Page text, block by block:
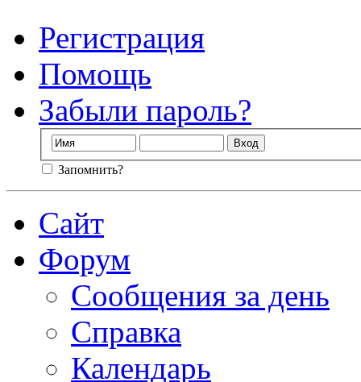
Регистрация
Помощь
Забыли пароль?
Запомнить?
Сайт
Форум
Сообщения за день
Справка
Календарь